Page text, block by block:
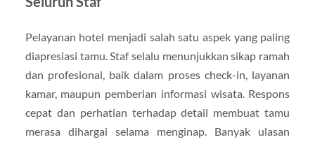
Pelayanan hotel menjadi salah satu aspek yang paling
diapresiasi tamu. Staf selalu menunjukkan sikap ramah
dan profesional, baik dalam proses check-in, layanan
kamar, maupun pemberian informasi wisata. Respons
cepat dan perhatian terhadap detail membuat tamu
merasa dihargai selama menginap. Banyak ulasan